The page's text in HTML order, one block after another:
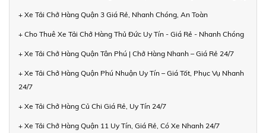
+ Xe Tải Chở Hàng Quận 3 Giá Rẻ, Nhanh Chóng, An Toàn
+ Cho Thuê Xe Tải Chở Hàng Thủ Đức Uy Tín - Giá Rẻ - Nhanh Chóng
+ Xe Tải Chở Hàng Quận Tân Phú | Chở Hàng Nhanh – Giá Rẻ 24/7
+ Xe Tải Chở Hàng Quận Phú Nhuận Uy Tín – Giá Tốt, Phục Vụ Nhanh
24/7
+ Xe Tải Chở Hàng Củ Chi Giá Rẻ, Uy Tín 24/7
+ Xe Tải Chở Hàng Quận 11 Uy Tín, Giá Rẻ, Có Xe Nhanh 24/7